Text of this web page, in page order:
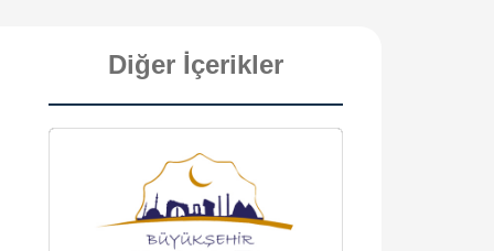
Diğer İçerikler